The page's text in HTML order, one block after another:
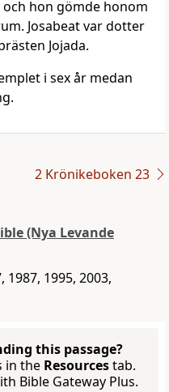
och hon gömde honom
Josabeat var dotter
Jojada.
i sex år medan
2 Krönikeboken 23
(Nya Levande
1995, 2003,
this passage?
in the Resourcestab.
Bible Gateway Plus.